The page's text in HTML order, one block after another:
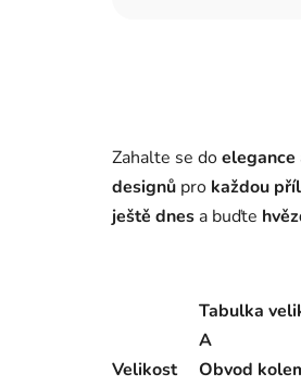
Zahalte se doelegance
designů pro každou
ještě dnes a buďte
Tabulka
A
Velikost
Obvod